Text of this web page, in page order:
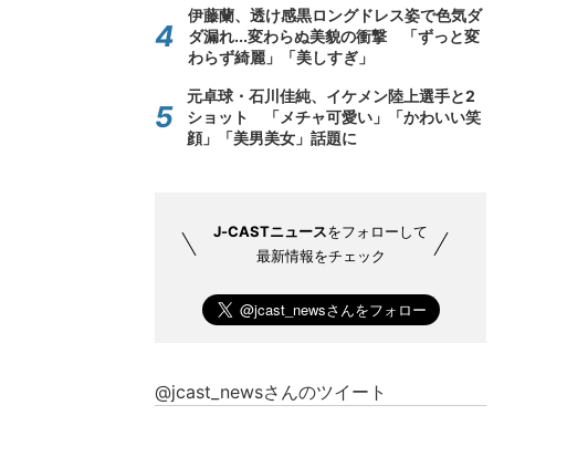
伊藤蘭、透け感黒ロングドレス姿で色気ダ
ダ漏れ...変わらぬ美貌の衝撃 「ずっと変
わらず綺麗」「美しすぎ」
元卓球・石川佳純、イケメン陸上選手と2
ショット 「メチャ可愛い」「かわいい笑
顔」「美男美女」話題に
J-CASTニュースをフォローして
最新情報をチェック
@jcast_newsさんのツイート